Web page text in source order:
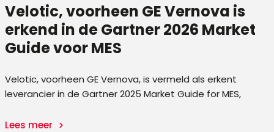
Velotic, voorheen GE Vernova is
erkend in de Gartner 2026 Market
Guide voor MES
Velotic, voorheen GE Vernova, is vermeld als erkent
leverancier in de Gartner 2025 Market Guide for MES,
Lees meer